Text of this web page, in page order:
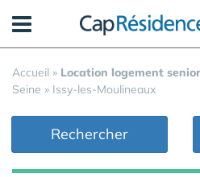
Accueil » Location logement senior
Seine » Issy-les-Moulineaux
Rechercher